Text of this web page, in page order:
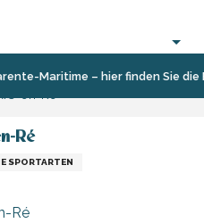
Maritime – hier finden Sie die
Schulen,
Ré
SPORTARTEN
Ré